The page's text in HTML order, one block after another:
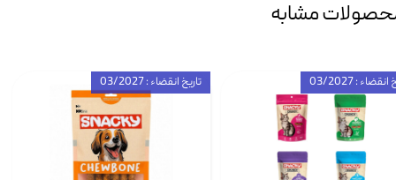
مشابه
تاریخ انقضاء : 03/2027 : 03/2027